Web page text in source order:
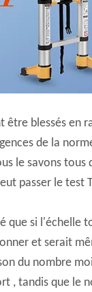
être blessés
de la
le savons
passer le test
que si
et serait
du nombre
, tandis que le